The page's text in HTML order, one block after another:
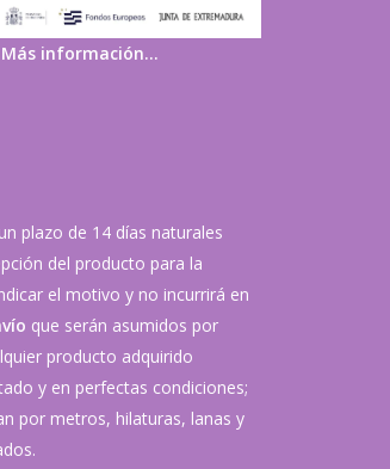
Más información…
plazo de 14 días naturales
del producto para la
el motivo y no incurrirá en
que serán asumidos por
producto adquirido
y en perfectas condiciones;
por metros, hilaturas, lanas y